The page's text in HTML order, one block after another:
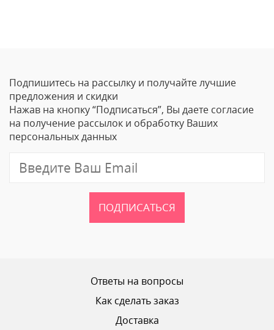
Ваше Имя
Email
ОТПРАВИТЬ ОТЗЫВ
Подпишитесь на рассылку и получайте лучшие
предложения и скидки
Нажав на кнопку “Подписаться”, Вы даете согласие
на получение рассылок и обработку Ваших
персональных данных
ПОДПИСАТЬСЯ
Ответы на вопросы
Как сделать заказ
Доставка